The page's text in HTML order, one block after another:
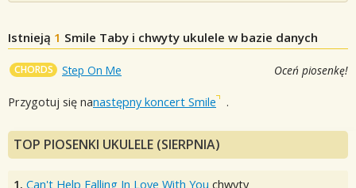
Istnieją 1 Smile Taby i chwyty ukulele w bazie danych
CHORDS Step On Me Oceń piosenkę!
Przygotuj się nanastępny koncert Smile .
TOP PIOSENKI UKULELE (SIERPNIA)
1. Can't Help Falling In Love With You chwyty